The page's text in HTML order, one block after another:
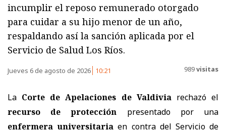
incumplir el reposo remunerado otorgado
para cuidar a su hijo menor de un año,
respaldando así la sanción aplicada por el
Servicio de Salud Los Ríos.
Jueves 6 de agosto de 2026 10:21 989visitas
La Corte de Apelaciones de Valdiviarechazó el
recurso de protección presentado por una
enfermera universitaria en contra del Servicio de